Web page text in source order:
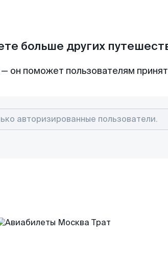
больше других
он поможет пользователям